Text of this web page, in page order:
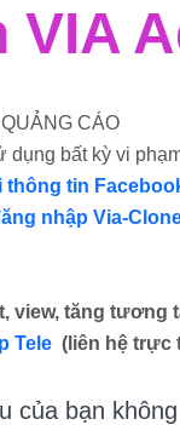
VIA
CÁO
bất kỳ vi
tin
nhập Via-
view, tăng tương
Tele (liên hệ trực
của bạn